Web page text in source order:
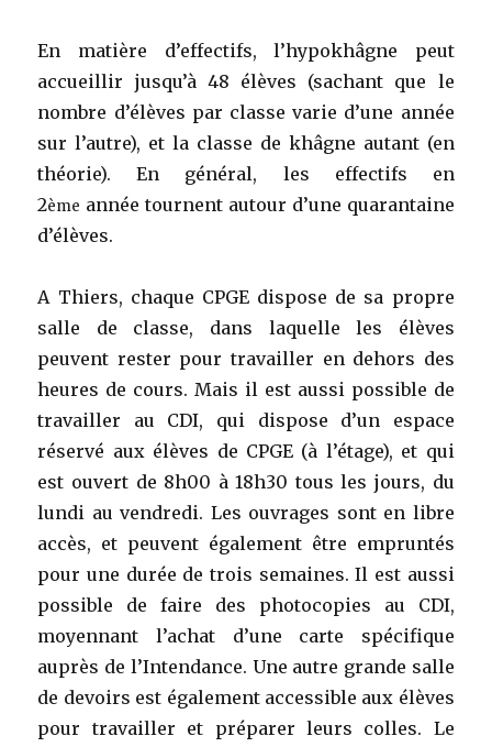
En matière d’effectifs, l’hypokhâgne peut
accueillir jusqu’à 48 élèves (sachant que le
nombre d’élèves par classe varie d’une année
sur l’autre), et la classe de khâgne autant (en
théorie). En général, les effectifs en
2ème année tournent autour d’une quarantaine
d’élèves.
A Thiers, chaque CPGE dispose de sa propre
salle de classe, dans laquelle les élèves
peuvent rester pour travailler en dehors des
heures de cours. Mais il est aussi possible de
travailler au CDI, qui dispose d’un espace
réservé aux élèves de CPGE (à l’étage), et qui
est ouvert de 8h00 à 18h30 tous les jours, du
lundi au vendredi. Les ouvrages sont en libre
accès, et peuvent également être empruntés
pour une durée de trois semaines. Il est aussi
possible de faire des photocopies au CDI,
moyennant l’achat d’une carte spécifique
auprès de l’Intendance. Une autre grande salle
de devoirs est également accessible aux élèves
pour travailler et préparer leurs colles. Le